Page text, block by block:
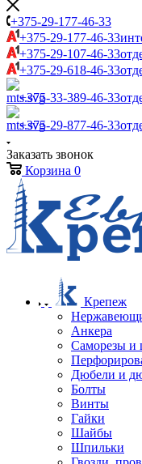
+375-29-177-46-33
+375-29-177-46-33
+375-29-107-46-33
+375-29-618-46-33
+375-33-389-46-33
+375-29-877-46-33
Заказать звонок
Корзина 0
Крепеж
Анкера
Саморезы и
Дюбели и
Болты
Винты
Гайки
Шайбы
Шпильки